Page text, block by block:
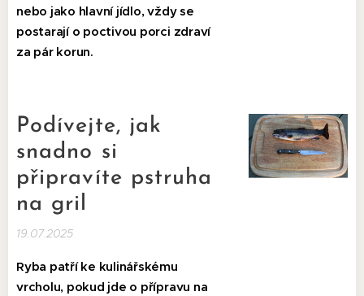
nebo jako hlavní jídlo, vždy se
postarají o poctivou porci zdraví
za pár korun.
Podívejte, jak
snadno si
připravíte pstruha
na gril
19.07.2025
Ryba patří ke kulinářskému
vrcholu, pokud jde o přípravu na